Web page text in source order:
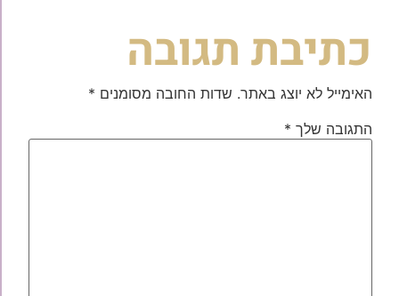
כתיבת תגובה
האימייל לא יוצג באתר. שדות החובה מסומנים *
התגובה שלך *